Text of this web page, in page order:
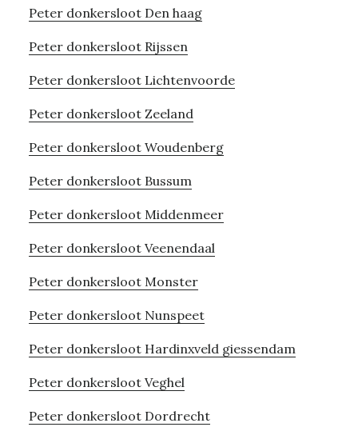
Peter donkersloot Den haag
Peter donkersloot Rijssen
Peter donkersloot Lichtenvoorde
Peter donkersloot Zeeland
Peter donkersloot Woudenberg
Peter donkersloot Bussum
Peter donkersloot Middenmeer
Peter donkersloot Veenendaal
Peter donkersloot Monster
Peter donkersloot Nunspeet
Peter donkersloot Hardinxveld giessendam
Peter donkersloot Veghel
Peter donkersloot Dordrecht